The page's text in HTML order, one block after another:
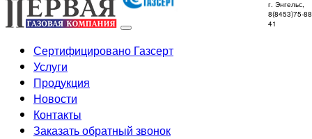
г. Энгельс,
8(8453)75-
41
Сертифицировано Газсерт
Услуги
Продукция
Новости
Контакты
Заказать обратный звонок